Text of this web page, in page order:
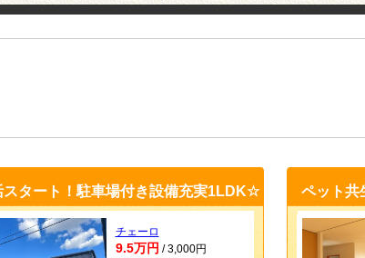
タート！駐車場付き設備充実1LDK☆
チェーロ
9.5万円 / 3,000円
ペット共